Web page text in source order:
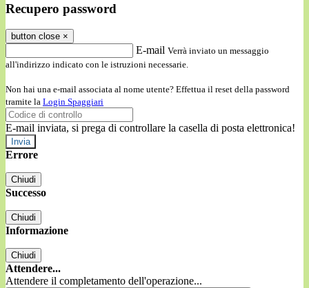
Recupero password
button close ×
E-mail Verrà inviato un messaggio
all'indirizzo indicato con le istruzioni necessarie.
Non hai una e-mail associata al nome utente? Effettua il reset della password
tramite la Login Spaggiari
E-mail inviata, si prega di controllare la casella di posta elettronica!
Errore
Chiudi
Successo
Chiudi
Informazione
Chiudi
Attendere...
Attendere il completamento dell'operazione...